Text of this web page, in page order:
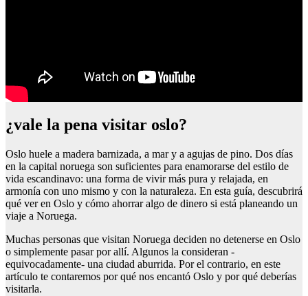
¿vale la pena visitar oslo?
Oslo huele a madera barnizada, a mar y a agujas de pino. Dos días
en la capital noruega son suficientes para enamorarse del estilo de
vida escandinavo: una forma de vivir más pura y relajada, en
armonía con uno mismo y con la naturaleza. En esta guía, descubrirá
qué ver en Oslo y cómo ahorrar algo de dinero si está planeando un
viaje a Noruega.
Muchas personas que visitan Noruega deciden no detenerse en Oslo
o simplemente pasar por allí. Algunos la consideran -
equivocadamente- una ciudad aburrida. Por el contrario, en este
artículo te contaremos por qué nos encantó Oslo y por qué deberías
visitarla.